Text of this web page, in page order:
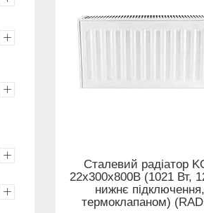
Сталевий радіатор
22x300x800B (1021 Вт,
нижнє
термоклапаном)